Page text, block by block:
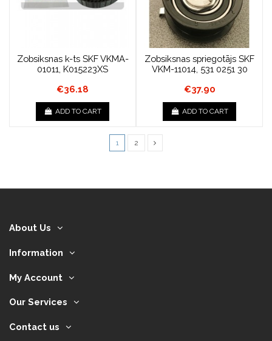
Zobsiksnas k-ts SKF VKMA-
01011, K015223XS
€36.18
ADD TO CART
Zobsiksnas spriegotājs SKF
VKM-11014, 531 0251 30
€37.90
ADD TO CART
1 2
About Us
Information
My Account
Our Services
Contact us